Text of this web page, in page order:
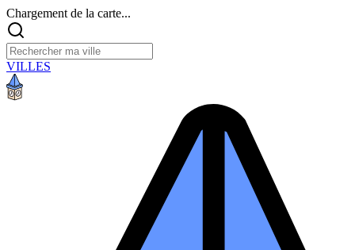
Chargement de la carte...
VILLES